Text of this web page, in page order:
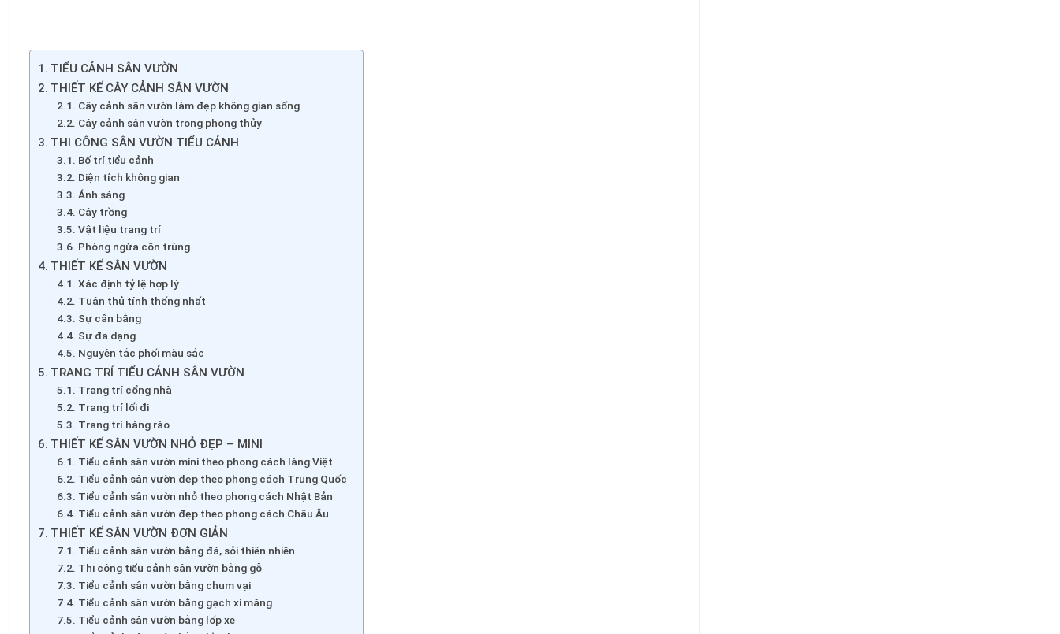
TIỂU CẢNH SÂN VƯỜN
THIẾT KẾ CÂY CẢNH SÂN VƯỜN
Cây cảnh sân vườn làm đẹp không gian sống
Cây cảnh sân vườn trong phong thủy
THI CÔNG SÂN VƯỜN TIỂU CẢNH
Bố trí tiểu cảnh
Diện tích không gian
Ánh sáng
Cây trồng
Vật liệu trang trí
Phòng ngừa côn trùng
THIẾT KẾ SÂN VƯỜN
Xác định tỷ lệ hợp lý
Tuân thủ tính thống nhất
Sự cân bằng
Sự đa dạng
Nguyên tắc phối màu sắc
TRANG TRÍ TIỂU CẢNH SÂN VƯỜN
Trang trí cổng nhà
Trang trí lối đi
Trang trí hàng rào
THIẾT KẾ SÂN VƯỜN NHỎ ĐẸP – MINI
Tiểu cảnh sân vườn mini theo phong cách làng Việt
Tiểu cảnh sân vườn đẹp theo phong cách Trung Quốc
Tiểu cảnh sân vườn nhỏ theo phong cách Nhật Bản
Tiểu cảnh sân vườn đẹp theo phong cách Châu Âu
THIẾT KẾ SÂN VƯỜN ĐƠN GIẢN
Tiểu cảnh sân vườn bằng đá, sỏi thiên nhiên
Thi công tiểu cảnh sân vườn bằng gỗ
Tiểu cảnh sân vườn bằng chum vại
Tiểu cảnh sân vườn bằng gạch xi măng
Tiểu cảnh sân vườn bằng lốp xe